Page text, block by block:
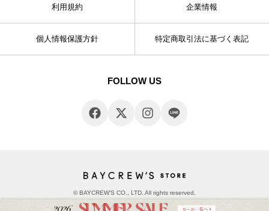
利用規約 企業情報
個人情報保護方針 特定商取引法に基づく表記
FOLLOW US
© BAYCREW’S CO., LTD. All rights reserved.